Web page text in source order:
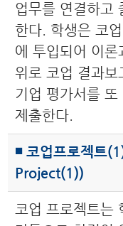
업무를 연결하고
한다. 학생은 코
에 투입되어 이
위로 코업 결과
기업 평가서를
제출한다.
◾ 코업프로젝
Project(1))
코업 프로젝트는